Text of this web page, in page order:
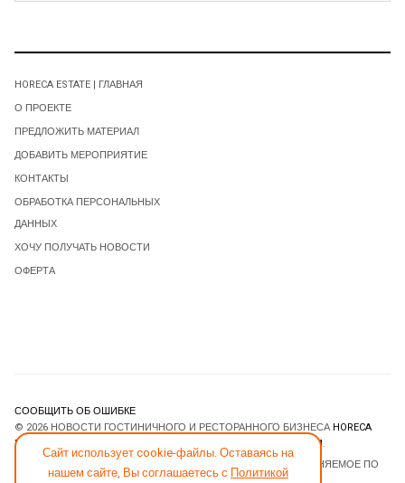
Сайт использует cookie-файлы. Оставаясь на
нашем сайте, Вы соглашаетесь с Политикой
HORECA ESTATE | ГЛАВНАЯ
О ПРОЕКТЕ
ПРЕДЛОЖИТЬ МАТЕРИАЛ
ДОБАВИТЬ МЕРОПРИЯТИЕ
КОНТАКТЫ
ОБРАБОТКА ПЕРСОНАЛЬНЫХ
ДАННЫХ
ХОЧУ ПОЛУЧАТЬ НОВОСТИ
ОФЕРТА
СООБЩИТЬ ОБ ОШИБКЕ
© 2026 НОВОСТИ ГОСТИНИЧНОГО И РЕСТОРАННОГО БИЗНЕСА HORECA
ESTATE
JOOMLART.COM.
- ПРОГРАММНОЕ ОБЕСПЕЧЕНИЕ, РАСПРОСТРАНЯЕМОЕ ПО